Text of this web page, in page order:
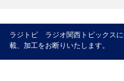
ラジトピ ラジオ関西トピックス
載、加工をお断りいたします。